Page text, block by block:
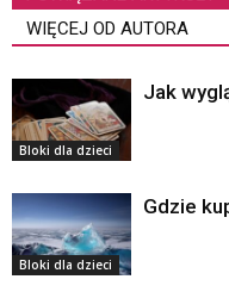
WIĘCEJ OD AUTORA
Bloki dla dzieci
Jak
Bloki dla dzieci
Gdzie